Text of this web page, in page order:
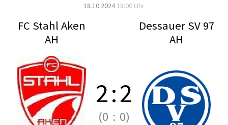
18.10.202418:00 Uhr
FC Stahl Aken
AH
Dessauer SV 97
AH
2:2
(0 : 0)